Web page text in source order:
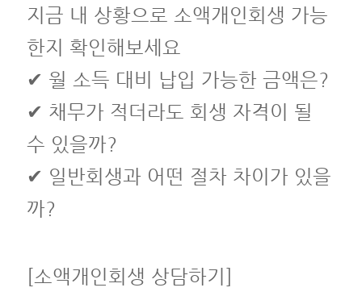
지금 내 상황으로 소액개인회생 가능
한지 확인해보세요
✔ 월 소득 대비 납입 가능한 금액은?
✔ 채무가 적더라도 회생 자격이 될
수 있을까?
✔ 일반회생과 어떤 절차 차이가 있을
까?
[소액개인회생 상담하기]